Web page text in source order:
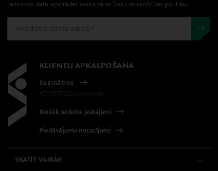
personas datu apstrādei saskaņā ar Datu aizsardzības politiku.
KLIENTU APKALPOŠANA
Sazināties
+371 67071222(pvm/mpm)
Biežāk uzdotie jautājumi
Piedāvājumu nosacījumi
SKATĪT VAIRĀK